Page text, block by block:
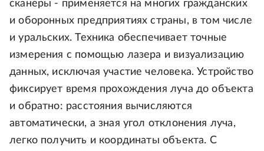
сканеры - применяется на многих гражданских
и оборонных предприятиях страны, в том числе
и уральских. Техника обеспечивает точные
измерения с помощью лазера и визуализацию
данных, исключая участие человека. Устройство
фиксирует время прохождения луча до объекта
и обратно: расстояния вычисляются
автоматически, а зная угол отклонения луча,
легко получить и координаты объекта. С